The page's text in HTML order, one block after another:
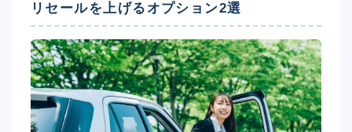
リセールを上げるオプション2選